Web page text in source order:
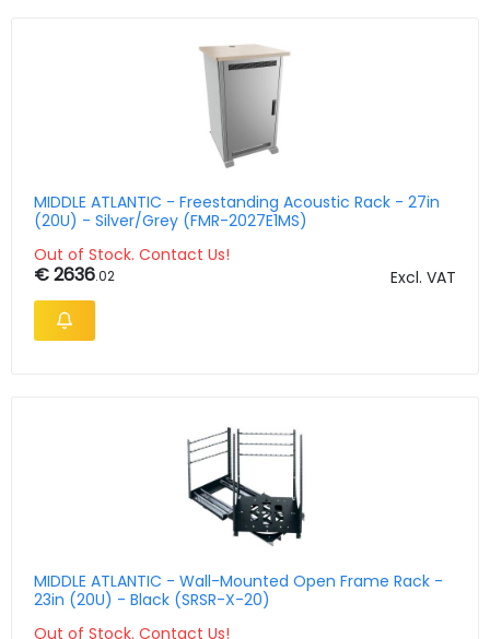
MIDDLE ATLANTIC - Freestanding Acoustic Rack - 27in
(20U) - Silver/Grey (FMR-2027E1MS)
Out of Stock. Contact Us!
€ 2636.02 Excl. VAT
MIDDLE ATLANTIC - Wall-Mounted Open Frame Rack -
23in (20U) - Black (SRSR-X-20)
Out of Stock. Contact Us!